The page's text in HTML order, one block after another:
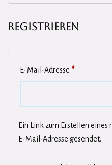
Registrieren
E-Mail-Adresse *
Ein Link zum Erstellen eines
E-Mail-Adresse gesendet.